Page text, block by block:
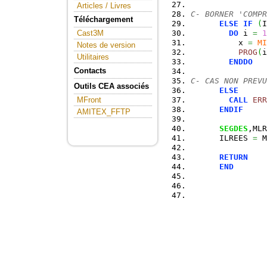
Articles / Livres
Téléchargement
Cast3M
Notes de version
Utilitaires
Contacts
Outils CEA associés
MFront
AMITEX_FFTP
C- BORNER
ELSE
IF (
DO i = 1
          x
=
PROG ( i
ENDDO
C- CAS NON PREVU
ELSE
CALL
ENDIF
SEGDES
      ILREES
=
RETURN
END